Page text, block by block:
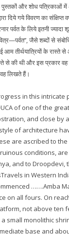
पुस्तकों और शोध पत्रिकाओं में
दिये गये विवरण का
पर्वत के लिये इतनी ज्यादा
जैसे शब्दों से
आम तीर्थयात्रियों के
से की थी और इस प्रकार वह
लिखते हैं।
in this intricate
of one of the
and close by
of architecture
are ascribed to
conditions,
and to Droopdevi,
in Western
…….Amba
on all fours. On
not above ten
small monolithic
base and